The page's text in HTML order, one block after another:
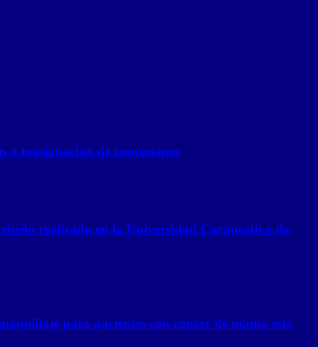
reasignación de concesiones
realizado en la Universidad Corporativa de
para pacientes con cáncer de mama este